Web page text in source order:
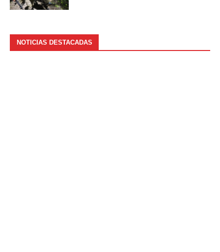
NOTICIAS DESTACADAS